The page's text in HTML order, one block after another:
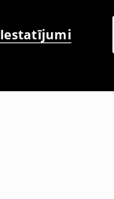
Iestatījumi